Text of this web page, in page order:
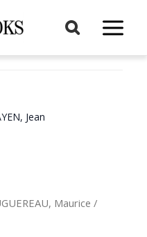
Main
Jean
Maurice /